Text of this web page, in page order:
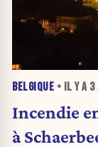
BELGIQUE • IL Y A 3
Incendie
à